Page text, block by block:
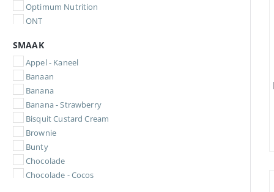
Optimum Nutrition
QNT
Stacker NVE
SMAAK
Appel - Kaneel
Banaan
Banana
Banana - Strawberry
Bisquit Custard Cream
Brownie
Bunty
Chocolade
Chocolade - Cocos